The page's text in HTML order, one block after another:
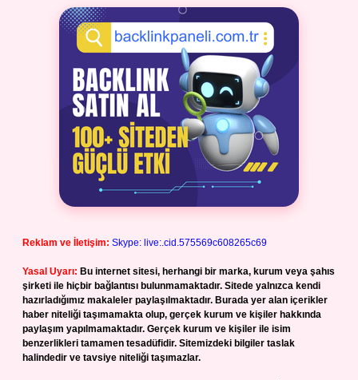
Reklam ve İletişim: Skype: live:.cid.575569c608265c69
Yasal Uyarı: Bu internet sitesi, herhangi bir marka, kurum veya şahıs
şirketi ile hiçbir bağlantısı bulunmamaktadır. Sitede yalnızca kendi
hazırladığımız makaleler paylaşılmaktadır. Burada yer alan içerikler
haber niteliği taşımamakta olup, gerçek kurum ve kişiler hakkında
paylaşım yapılmamaktadır. Gerçek kurum ve kişiler ile isim
benzerlikleri tamamen tesadüfidir. Sitemizdeki bilgiler taslak
halindedir ve tavsiye niteliği taşımazlar.